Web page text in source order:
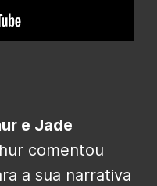
e Jade
comentou
a sua narrativa